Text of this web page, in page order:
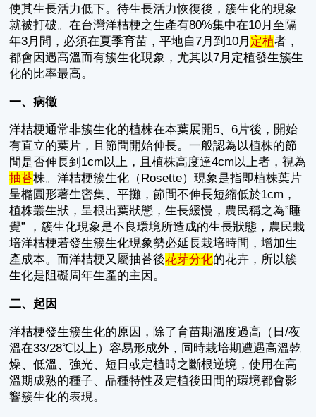
使其生長活力低下。待生長活力恢復後，簇生化的現象
就被打破。在台灣洋桔梗之生產有80%集中在10月至隔
年3月間，必須在夏季育苗，平地自7月到10月 定植者，
都會因遇高溫而有簇生化現象，尤其以7月定植發生簇生
化的比率最高。
一、病徵
洋桔梗通常非簇生化的植株在本葉展開5、6片後，開始
有直立的葉片，且節問開始伸長。一般認為以植株的節
間是否伸長到1cm以上，且植株高度達4cm以上者，視為
抽苔株。洋桔梗簇生化（Rosette）現象是指即植株葉片
呈橢圓形著生密集、平攤，節間不伸長短縮低於1cm，
植株叢生狀，呈根出葉狀態，生長緩慢，農民稱之為”睡
覺” ，簇生化現象是不良環境所造成的生長狀態，農民栽
培洋桔梗若發生簇生化現象勢必延長栽培時間，增加生
產成本。而洋桔梗又屬抽苔後花芽分化的花卉，所以簇
生化是阻礙周年生產的主因。
二、起因
洋桔梗發生簇生化的原因，除了育苗期溫度過高（日/夜
溫在33/28℃以上）容易形成外，同時栽培期遭遇高溫乾
燥、低溫、強光、短日或定植時之斷根逆境，使用在高
溫期成熟的種子、品種特性及定植後田間的環境都會影
響簇生化的表現。